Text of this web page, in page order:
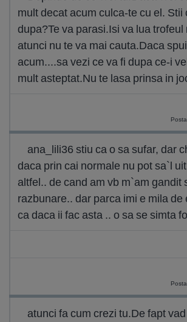
mult decat acum culca-te cu el. Stii
dupa?Te va parasi.Isi va lua trofeul
atunci nu te va mai cauta.Daca
acum....sa vezi ce va fi dupa ce-i
mult asteptat.Nu te lasa prinsa in
ana_lili36 stiu ca o sa sufar, dar
daca prin cai normale nu pot sa`l
altfel.. de cand am vb m`am gandit
razbunare.. dar parca imi e mila de
ca daca ii fac asta .. o sa se simta
atunci fa cum crezi tu.De fapt